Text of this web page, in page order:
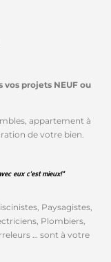
vos projets NEUF ou
appartement à
de votre bien.
eux c'est mieux!"
Paysagistes,
Plombiers,
… sont à votre